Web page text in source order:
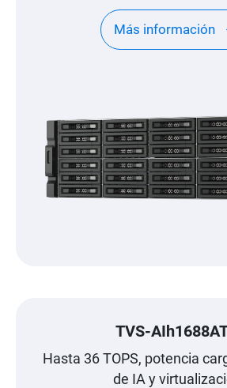
específicamente para
Más información
TVS-
Hasta 36 TOPS, potencia
de IA y